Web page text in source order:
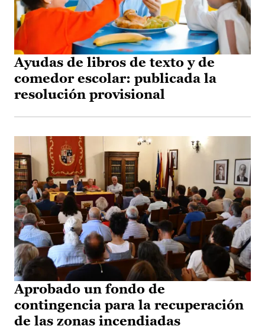
Ayudas de libros de texto y de
comedor escolar: publicada la
resolución provisional
Aprobado un fondo de
contingencia para la recuperación
de las zonas incendiadas